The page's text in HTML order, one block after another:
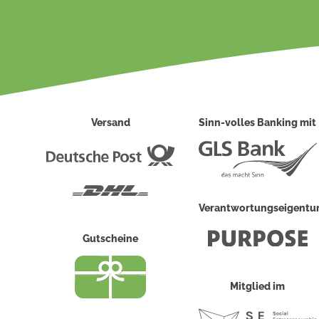
Versand
Deutsche
Gutscheine
Sinn-volles Banking mit
Mitglied im